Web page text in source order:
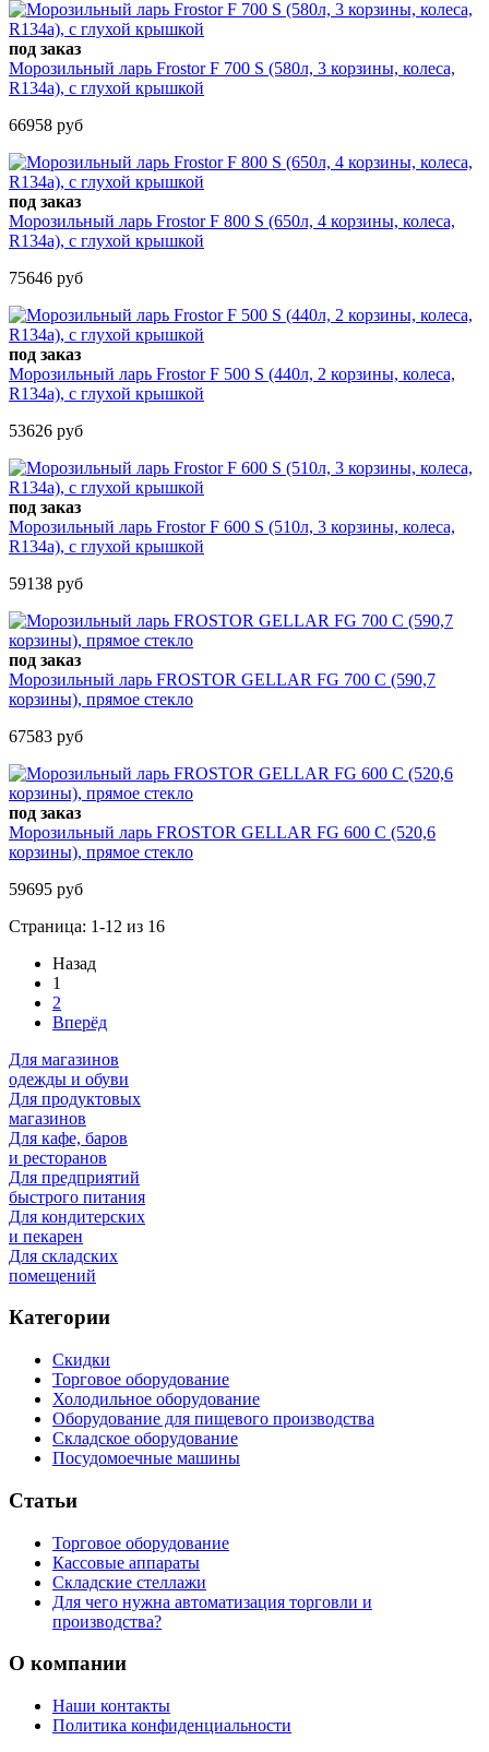
под заказ
Морозильный ларь Frostor F 700 S (580л, 3 корзины, колеса,
R134a), с глухой крышкой
66958 руб
под заказ
Морозильный ларь Frostor F 800 S (650л, 4 корзины, колеса,
R134a), с глухой крышкой
75646 руб
под заказ
Морозильный ларь Frostor F 500 S (440л, 2 корзины, колеса,
R134a), с глухой крышкой
53626 руб
под заказ
Морозильный ларь Frostor F 600 S (510л, 3 корзины, колеса,
R134a), с глухой крышкой
59138 руб
под заказ
Морозильный ларь FROSTOR GELLAR FG 700 С (590,7
корзины), прямое стекло
67583 руб
под заказ
Морозильный ларь FROSTOR GELLAR FG 600 С (520,6
корзины), прямое стекло
59695 руб
Страница: 1-12 из 16
Назад
1
2
Вперёд
Для магазинов
одежды и обуви
Для продуктовых
магазинов
Для кафе, баров
и ресторанов
Для предприятий
быстрого питания
Для кондитерских
и пекарен
Для складских
помещений
Категории
Скидки
Торговое оборудование
Холодильное оборудование
Оборудование для пищевого производства
Складское оборудование
Посудомоечные машины
Статьи
Торговое оборудование
Кассовые аппараты
Складские стеллажи
Для чего нужна автоматизация торговли и
производства?
О компании
Наши контакты
Политика конфиденциальности